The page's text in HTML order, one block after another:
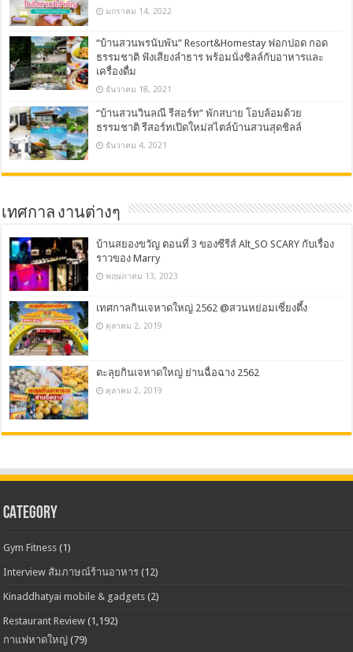
มกราคม 14, 2022
“บ้านสวนพรนับพัน” Resort&Homestay ฟอกปอด กอด
ธรรมชาติ ฟังเสียงลำธาร พร้อมนั่งชิลล์กับอาหารและ
เครื่องดื่ม
ธันวาคม 18, 2021
“บ้านสวนวินลณี รีสอร์ท” พักสบาย โอบล้อมด้วย
ธรรมชาติ รีสอร์ทเปิดใหม่สไตล์บ้านสวนสุดชิลล์
ธันวาคม 4, 2021
เทศกาล งานต่างๆ
บ้านสยองขวัญ ตอนที่ 3 ของซีรีส์ Alt_SO SCARY กับเรื่อง
ราวของ Marry
พฤษภาคม 13, 2023
เทศกาลกินเจหาดใหญ่ 2562 @สวนหย่อมเซี่ยงตึ้ง
ตุลาคม 2, 2019
ตะลุยกินเจหาดใหญ่ ย่านฉื่อฉาง 2562
ตุลาคม 2, 2019
CATEGORY
Gym Fitness (1)
Interview สัมภาษณ์ร้านอาหาร (12)
Kinaddhatyai mobile & gadgets (2)
Restaurant Review (1,192)
กาแฟหาดใหญ่ (79)